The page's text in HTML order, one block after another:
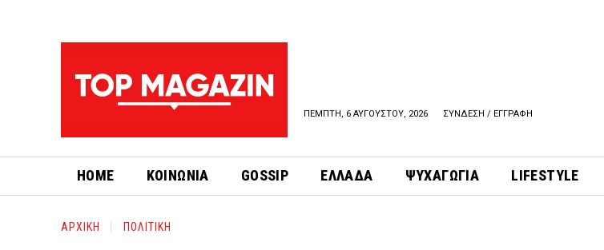
ΠΕΜΠΤΗ, 6 ΑΥΓΟΥΣΤΟΥ, 2026 ΣΥΝΔΕΣΗ / ΕΓΓΡΑΦΗ
HOME ΚΟΙΝΩΝΙΑ GOSSIP ΕΛΛΑΔΑ ΨΥΧΑΓΩΓΙΑ LIFESTYLE
ΑΡΧΙΚΗ ΠΟΛΙΤΙΚΗ